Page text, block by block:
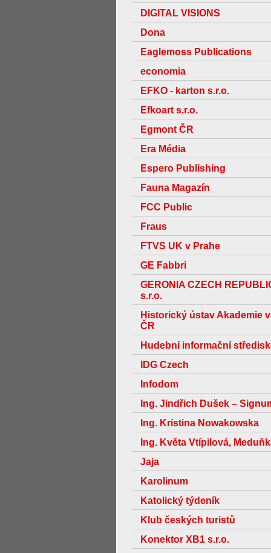
DIGITAL VISIONS
Dona
Eaglemoss Publications
economia
EFKO - karton s.r.o.
Efkoart s.r.o.
Egmont ČR
Era Média
Espero Publishing
Fauna Magazín
FCC Public
Fraus
FTVS UK v Prahe
GE Fabbri
GERONIA CZECH
s.r.o.
Historický ústav Akademie
ČR
Hudební informační
IDG Czech
Infodom
Ing. Jindřich Dušek –
Ing. Kristina Nowakowska
Ing. Květa Vtípilová,
Jaja
Karolinum
Katolický týdeník
Klub českých turistů
Konektor XB1 s.r.o.